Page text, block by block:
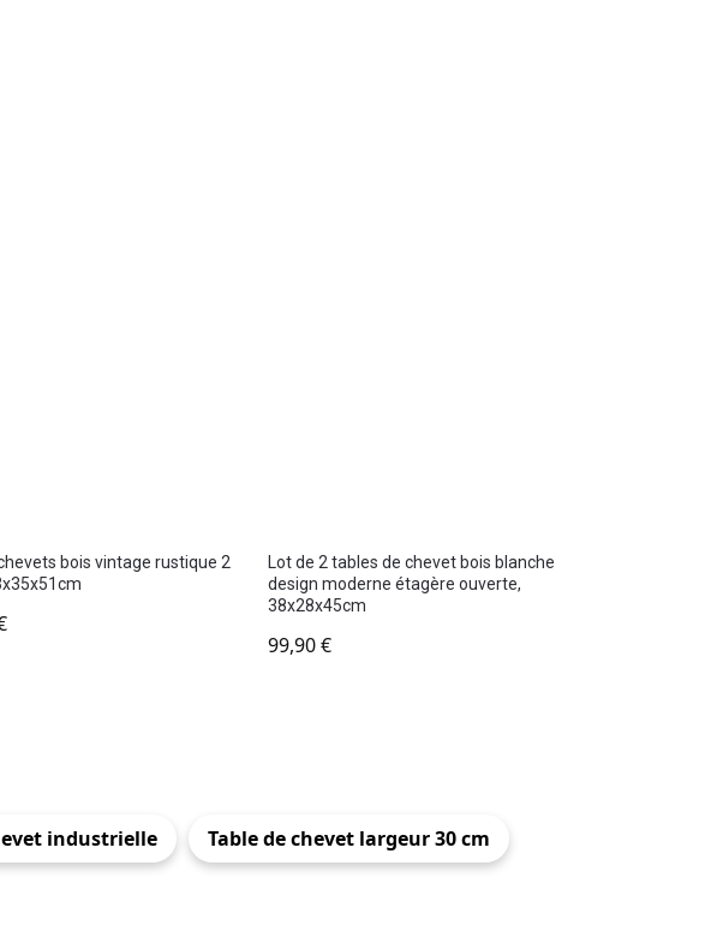
bois vintage rustique 2
Lot de 2 tables de chevet bois blanche
design moderne étagère ouverte,
38x28x45cm
99,90€
industrielle
Table de chevet largeur 30 cm